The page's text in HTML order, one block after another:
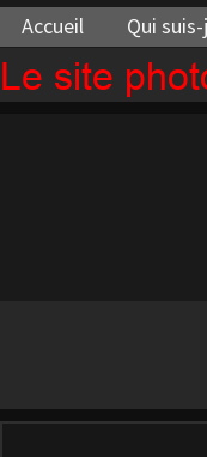
Le site
Accueil Qui suis-